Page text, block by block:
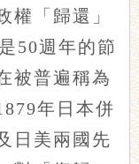
權「歸還」
50週年的節
被普遍稱為
年日本併
日美兩國先